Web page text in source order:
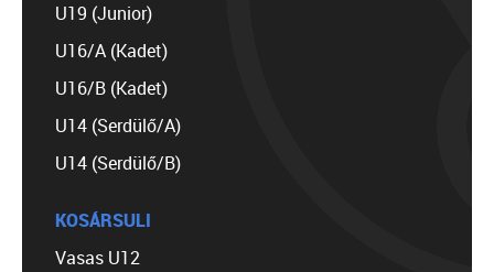
U19 (Junior)
U16/A (Kadet)
U16/B (Kadet)
U14 (Serdülő/A)
U14 (Serdülő/B)
KOSÁRSULI
Vasas U12